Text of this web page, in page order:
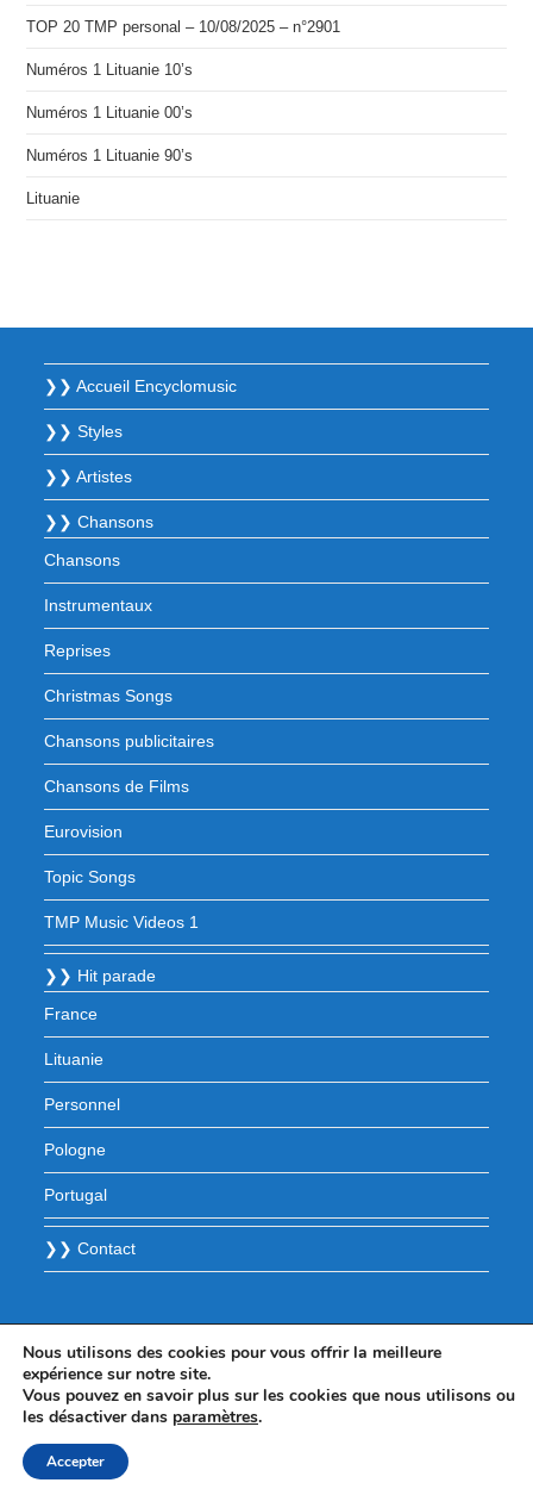
TOP 20 TMP personal – 10/08/2025 – n°2901
Numéros 1 Lituanie 10’s
Numéros 1 Lituanie 00’s
Numéros 1 Lituanie 90’s
Lituanie
❯❯ Accueil Encyclomusic
❯❯ Styles
❯❯ Artistes
❯❯ Chansons
Chansons
Instrumentaux
Reprises
Christmas Songs
Chansons publicitaires
Chansons de Films
Eurovision
Topic Songs
TMP Music Videos 1
❯❯ Hit parade
France
Lituanie
Personnel
Pologne
Portugal
❯❯ Contact
Nous utilisons des cookies pour vous offrir la meilleure
expérience sur notre site.
Vous pouvez en savoir plus sur les cookies que nous utilisons ou
les désactiver dans paramètres.
Accepter